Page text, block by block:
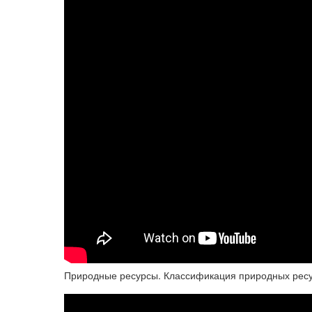
Природные ресурсы. Классификация природных